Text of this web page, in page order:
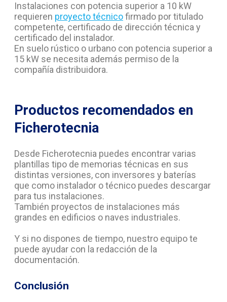
Instalaciones con potencia superior a 10 kW
requieren proyecto técnicofirmado por titulado
competente, certificado de dirección técnica y
certificado del instalador.
En suelo rústico o urbano con potencia superior a
15 kW se necesita además permiso de la
compañía distribuidora.
Productos recomendados en
Ficherotecnia
Desde Ficherotecnia puedes encontrar varias
plantillas tipo de memorias técnicas en sus
distintas versiones, con inversores y baterías
que como instalador o técnico puedes descargar
para tus instalaciones.
También proyectos de instalaciones más
grandes en edificios o naves industriales.
Y si no dispones de tiempo, nuestro equipo te
puede ayudar con la redacción de la
documentación.
Conclusión